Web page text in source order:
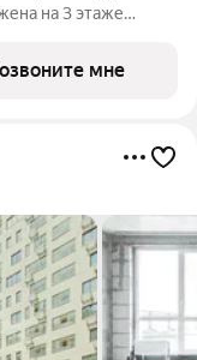
на 3 этаже
в квартирах и до
мне